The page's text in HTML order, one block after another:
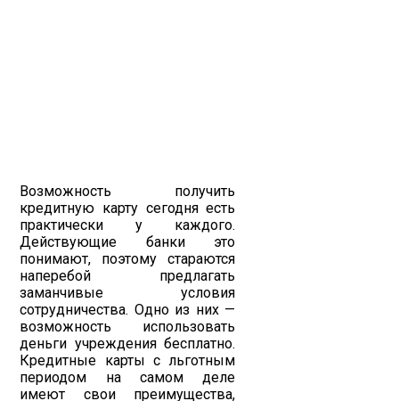
Возможность получить
кредитную карту сегодня есть
практически у каждого.
Действующие банки это
понимают, поэтому стараются
наперебой предлагать
заманчивые условия
сотрудничества. Одно из них —
возможность использовать
деньги учреждения бесплатно.
Кредитные карты с льготным
периодом на самом деле
имеют свои преимущества,